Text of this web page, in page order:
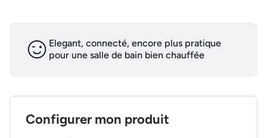
Elegant, connecté, encore plus pratique
pour une salle de bain bien chauffée
Configurer mon produit